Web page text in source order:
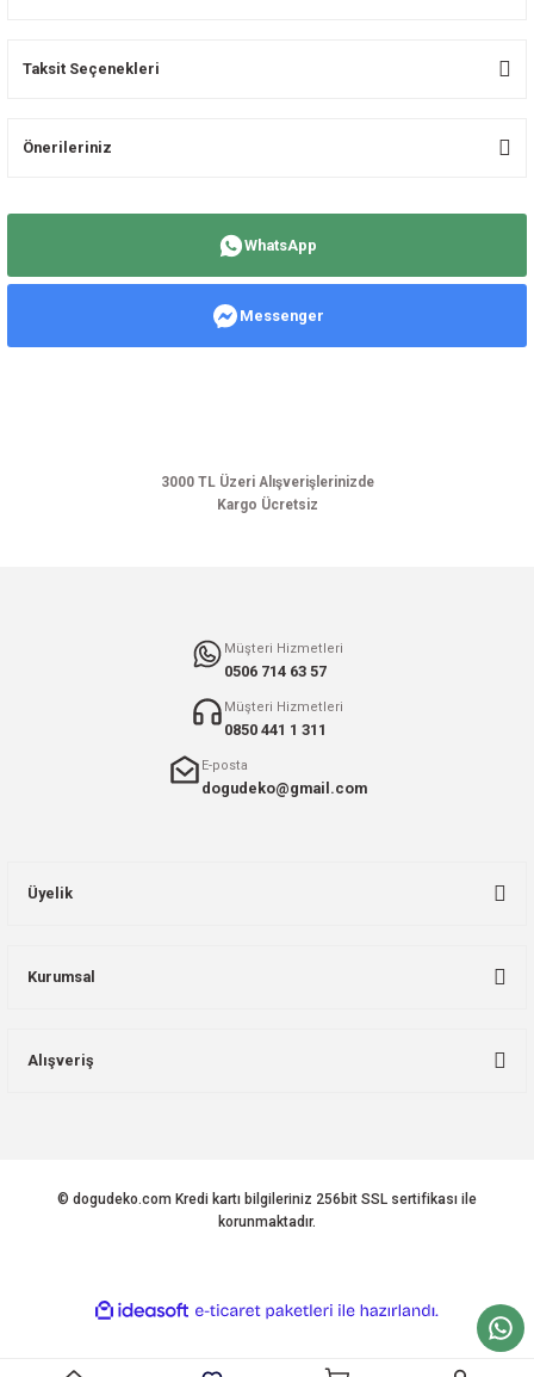
Taksit Seçenekleri
Önerileriniz
Ürün resmi kalitesiz, bozuk veya görüntülenemiyor.
WhatsApp
Messenger
3000 TL Üzeri Alışverişlerinizde
Kargo Ücretsiz
Müşteri Hizmetleri
0506 714 63 57
Müşteri Hizmetleri
0850 441 1 311
E-posta
dogudeko@gmail.com
Üyelik
Kurumsal
Alışveriş
© dogudeko.com Kredi kartı bilgileriniz 256bit SSL sertifikası ile
korunmaktadır.
ideasoft
e-
hazırlandı.